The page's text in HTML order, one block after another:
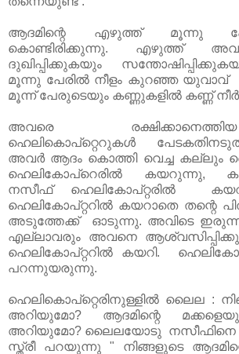
ആദമിന്റെ എഴുത്ത് മൂന്നു
കൊണ്ടിരിക്കുന്നു. എഴുത്ത്
ദുഖിപ്പിക്കുകയും
മൂന്നു പേരിൽ നീളം കുറഞ്ഞ യുവാവ്
മൂന്ന് പേരുടെയും കണ്ണുകളിൽ കണ്ണ്
അവരെ
ഹെലികൊപ്റ്റെറുകൾ
അവർ ആദം കൊത്തി വെച്ച കല്ലും
ഹെലികോപ്റെരിൽ കയറുന്നു,
നസീഫ് ഹെലികോപ്റ്റരിൽ
ഹെലികോപ്റ്ററിൽ കയറാതെ തന്റെ
അടുത്തേക്ക് ഓടുന്നു. അവിടെ ഇരുന്നു
എല്ലാവരും അവനെ
ഹെലികോപ്റ്ററിൽ കയറി.
പറന്നുയരുന്നു.
ഹെലികൊപ്റ്റെരിനുള്ളിൽ ലൈല :
അറിയുമോ? ആദമിന്റെ
അറിയുമോ? ലൈലയോടു നസീഫിനെ
സ്ത്രീ പറയുന്നു " നിങ്ങളുടെ